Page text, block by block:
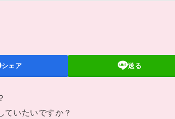
シェア 送る
ていたいですか？